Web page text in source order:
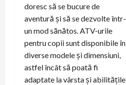
doresc să se bucure de
aventură și să se dezvolte într-
un mod sănătos. ATV-urile
pentru copii sunt disponibile în
diverse modele și dimensiuni,
astfel încât să poată fi
adaptate la vârsta și abilitățile